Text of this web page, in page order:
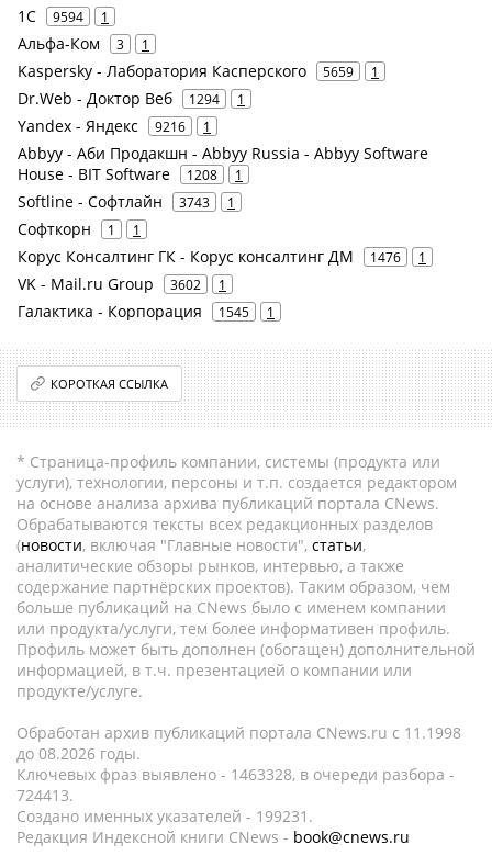
1С 9594 1
Альфа-Ком 3 1
Kaspersky - Лаборатория Касперского 5659 1
Dr.Web - Доктор Веб 1294 1
Yandex - Яндекс 9216 1
Abbyy - Аби Продакшн - Abbyy Russia - Abbyy Software
House - BIT Software
1208 1
Softline - Софтлайн 3743 1
Софткорн 1 1
Корус Консалтинг ГК - Корус консалтинг ДМ 1476 1
VK - Mail.ru Group 3602 1
Галактика - Корпорация 1545 1
КОРОТКАЯ ССЫЛКА
* Страница-профиль компании, системы (продукта или
услуги), технологии, персоны и т.п. создается редактором
на основе анализа архива публикаций портала CNews.
Обрабатываются тексты всех редакционных разделов
(новости, включая "Главные новости", статьи,
аналитические обзоры рынков, интервью, а также
содержание партнёрских проектов). Таким образом, чем
больше публикаций на CNews было с именем компании
или продукта/услуги, тем более информативен профиль.
Профиль может быть дополнен (обогащен) дополнительной
информацией, в т.ч. презентацией о компании или
продукте/услуге.
Обработан архив публикаций портала CNews.ru c 11.1998
до 08.2026 годы.
Ключевых фраз выявлено - 1463328, в очереди разбора -
724413.
Создано именных указателей - 199231.
Редакция Индексной книги CNews - book@cnews.ru